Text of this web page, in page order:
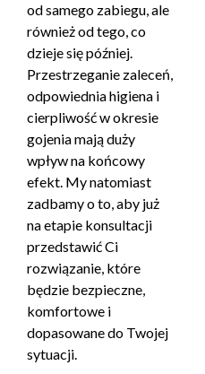
od samego zabiegu, ale
również od tego, co
dzieje się później.
Przestrzeganie zaleceń,
odpowiednia higiena i
cierpliwość w okresie
gojenia mają duży
wpływ na końcowy
efekt. My natomiast
zadbamy o to, aby już
na etapie konsultacji
przedstawić Ci
rozwiązanie, które
będzie bezpieczne,
komfortowe i
dopasowane do Twojej
sytuacji.